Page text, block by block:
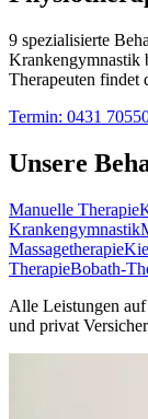
9 spezialisierte
Krankengymnastik
Therapeuten findet
Termin: 0431
Unsere
Manuelle Therapie
Krankengymnastik
Massagetherapie
TherapieBobath-
Alle Leistungen
und privat